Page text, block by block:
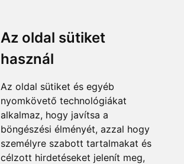
Az oldal sütiket
használ
Az oldal sütiket és egyéb
nyomkövető technológiákat
alkalmaz, hogy javítsa a
böngészési élményét, azzal hogy
személyre szabott tartalmakat és
célzott hirdetéseket jelenít meg,
EAE (itthon)
▼
1996. jún. 1.